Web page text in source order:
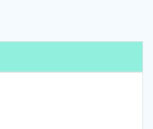
電話
動画配信